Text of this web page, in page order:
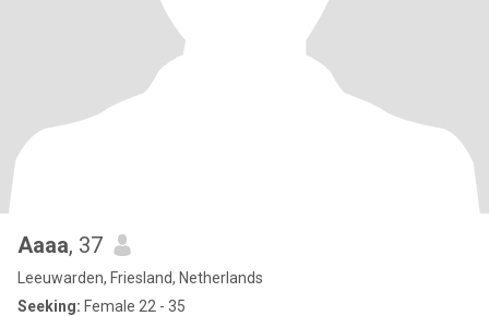
Aaaa, 37
Leeuwarden, Friesland, Netherlands
Seeking: Female 22 - 35